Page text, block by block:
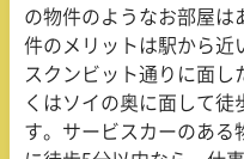
の物件のようなお部屋は
件のメリットは駅から近
スクンビット通りに面し
くはソイの奥に面して徒
す。サービスカーのある